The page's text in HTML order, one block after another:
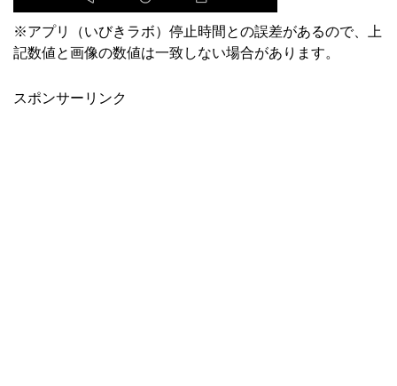
※アプリ（いびきラボ）停止時間との誤差があるので、上
記数値と画像の数値は一致しない場合があります。
スポンサーリンク